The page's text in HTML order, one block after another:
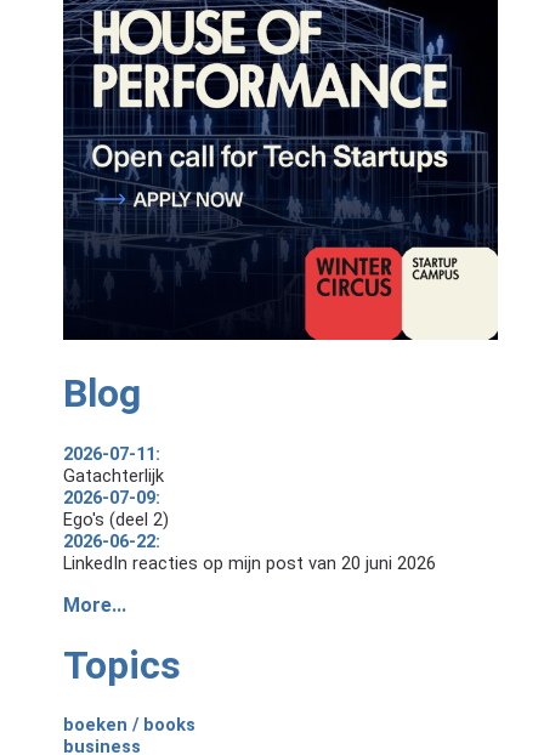
Blog
2026-07-11:
Gatachterlijk
2026-07-09:
Ego's (deel 2)
2026-06-22:
LinkedIn reacties op mijn post van 20 juni 2026
More...
Topics
boeken / books
business